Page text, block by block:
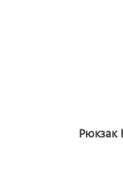
Рюкзак